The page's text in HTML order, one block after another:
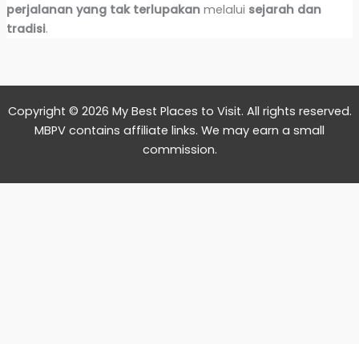
perjalanan yang tak terlupakanmelalui sejarah dan
tradisi.
Copyright © 2026 My Best Places to Visit. All rights reserved.
MBPV contains affiliate links. We may earn a small
commission.